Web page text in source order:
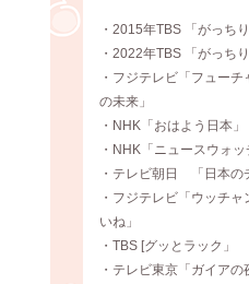
・2015年TBS 「がっち
・2022年TBS 「がっち
・フジテレビ「フュー
の未来」
・NHK「おはよう日本」
・NHK「ニュースウォッ
・テレビ朝日 「日本の
・フジテレビ「ウッチ
いね」
・TBS [グッとラック」
・テレビ東京「ガイアの